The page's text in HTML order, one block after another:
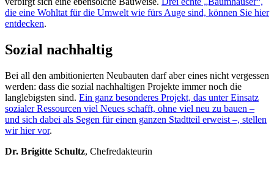
die eine Wohltat für die Umwelt wie fürs Auge sind, können Sie hier
entdecken.
Sozial nachhaltig
Bei all den ambitionierten Neubauten darf aber eines nicht vergessen
werden: dass die sozial nachhaltigen Projekte immer noch die
langlebigsten sind. Ein ganz besonderes Projekt, das unter Einsatz
sozialer Ressourcen viel Neues schafft, ohne viel neu zu bauen –
und sich dabei als Segen für einen ganzen Stadtteil erweist –, stellen
wir hier vor.
Dr. Brigitte Schultz, Chefredakteurin